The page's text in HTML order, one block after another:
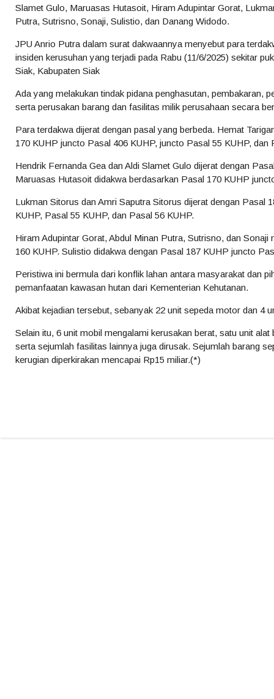
Slamet Gulo, Maruasas Hutasoit, Hiram Adupintar Gorat,
Putra, Sutrisno, Sonaji, Sulistio, dan Danang Widodo.
JPU Anrio Putra dalam surat dakwaannya menyebut para
insiden kerusuhan yang terjadi pada Rabu (11/6/2025) sekitar
Siak, Kabupaten Siak
Ada yang melakukan tindak pidana penghasutan, pembakaran,
serta perusakan barang dan fasilitas milik perusahaan secara
Para terdakwa dijerat dengan pasal yang berbeda. Hemat
170 KUHP juncto Pasal 406 KUHP, juncto Pasal 55 KUHP, dan
Hendrik Fernanda Gea dan Aldi Slamet Gulo dijerat dengan
Maruasas Hutasoit didakwa berdasarkan Pasal 170 KUHP
Lukman Sitorus dan Amri Saputra Sitorus dijerat dengan Pasal
KUHP, Pasal 55 KUHP, dan Pasal 56 KUHP.
Hiram Adupintar Gorat, Abdul Minan Putra, Sutrisno, dan
160 KUHP. Sulistio didakwa dengan Pasal 187 KUHP juncto
Peristiwa ini bermula dari konflik lahan antara masyarakat dan
pemanfaatan kawasan hutan dari Kementerian Kehutanan.
Akibat kejadian tersebut, sebanyak 22 unit sepeda motor dan 4
Selain itu, 6 unit mobil mengalami kerusakan berat, satu unit
serta sejumlah fasilitas lainnya juga dirusak. Sejumlah barang
kerugian diperkirakan mencapai Rp15 miliar.(*)